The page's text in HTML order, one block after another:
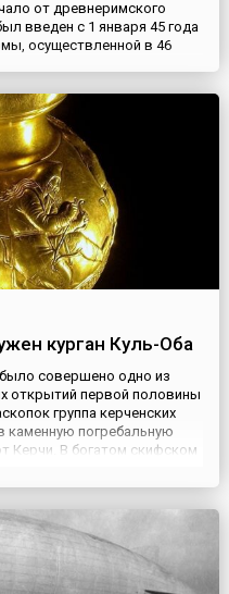
от древнеримского
введен с 1 января 45 года
осуществленной в 46
Таким образом, год
и он длиннее тропич...
курган Куль-Оба
было совершено одно из
открытий первой половины
группа керченских
каменную погребальную
Керчи. В богатом скифском
и...